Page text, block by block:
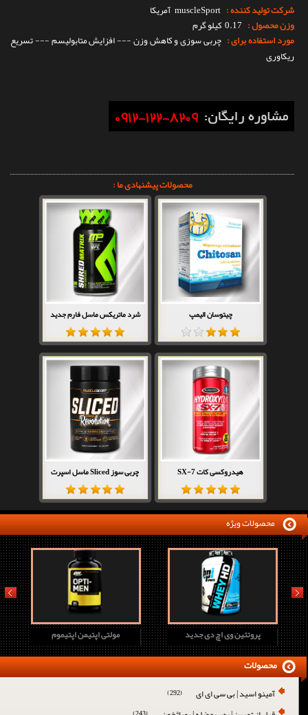
شرکت تولید کننده : muscleSport آمریکا
وزن محصول : 0.17 کیلو گرم
مورد استفاده برای : چربی سوزی و کاهش وزن --- افزایش متابولیسم --- تسریع
ریکاوری
محصولات پیشنهادی ما :
چیتوسان الیمپ شرد ماتریکس ماسل فارم جدید
هیدروکسی کات SX-7 چربی سوز Sliced ماسل اسپرت
محصولات ویژه
مولتی اپتیمن اپتیموم پروتئین وی اچ دی جدید
prev next
آمینو اسید | بی سی ای ای (292)
محصولات